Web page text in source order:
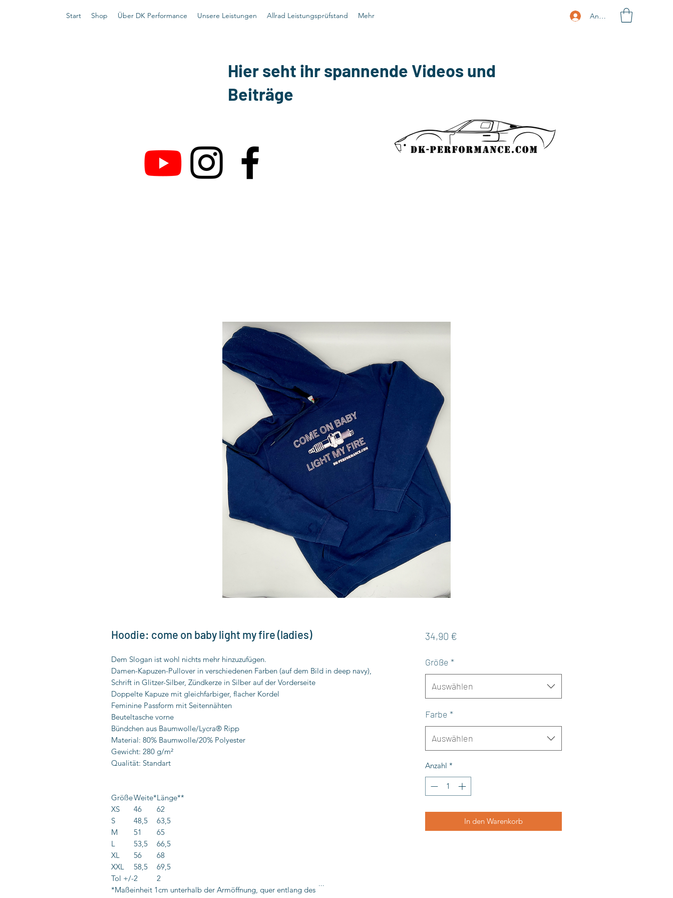
Start Shop Über DK Performance Unsere Leistungen Allrad Leistungsprüfstand Mehr Anmelden
Hier seht ihr spannende Videos und
Beiträge
Hoodie: come on baby light my fire (ladies)
Dem Slogan ist wohl nichts mehr hinzuzufügen.
Damen-Kapuzen-Pullover in verschiedenen Farben (auf dem Bild in deep navy),
Schrift in Glitzer-Silber, Zündkerze in Silber auf der Vorderseite
Doppelte Kapuze mit gleichfarbiger, flacher Kordel
Feminine Passform mit Seitennähten
Beuteltasche vorne
Bündchen aus Baumwolle/Lycra® Ripp
Material: 80% Baumwolle/20% Polyester
Gewicht: 280 g/m²
Qualität: Standart
GrößeWeite*Länge**
XS
46
62
S
48,5
63,5
M
51
65
L
53,5
66,5
XL
56
68
XXL
58,5
69,5
Tol +/-2
2
*Maßeinheit 1cm unterhalb der Armöffnung, quer entlang des
34,90 €
Größe *
Auswählen
Farbe *
Auswählen
Anzahl *
In den Warenkorb
...